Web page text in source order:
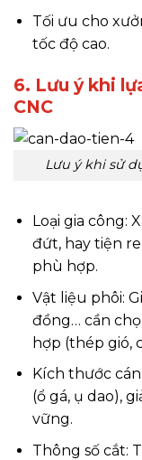
Tối ưu cho
tốc độ cao.
6. Lưu ý khi
CNC
Lưu ý khi sử
Loại gia công:
đứt, hay tiện
phù hợp.
Vật liệu phôi:
đồng… cần
hợp (thép gió,
Kích thước
(ổ gá, ụ dao),
vững.
Thông số cắt: